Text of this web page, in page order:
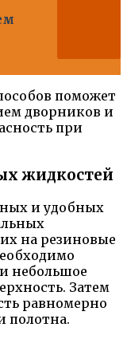
поможет
дворников и
при
жидкостей
и удобных
на резиновые
небольшое
Затем
равномерно
полотна.